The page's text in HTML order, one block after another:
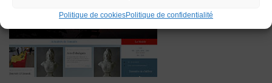
Politique de cookiesPolitique de confidentialité